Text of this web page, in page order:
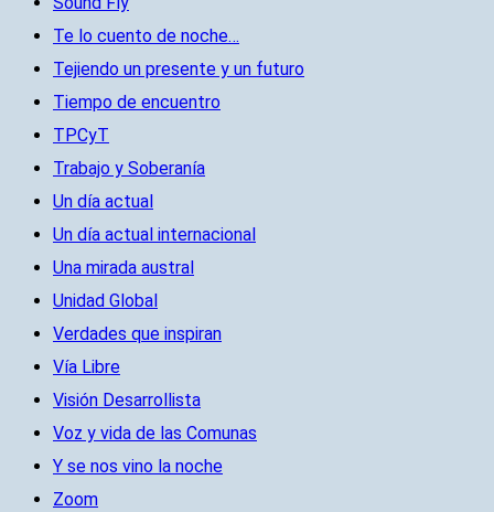
Te lo cuento de noche…
Tejiendo un presente y un futuro
Tiempo de encuentro
TPCyT
Trabajo y Soberanía
Un día actual
Un día actual internacional
Una mirada austral
Unidad Global
Verdades que inspiran
Vía Libre
Visión Desarrollista
Voz y vida de las Comunas
Y se nos vino la noche
Zoom